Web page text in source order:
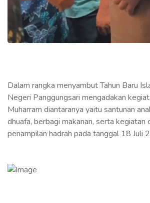
Dalam rangka menyambut Tahun Baru
Negeri Panggungsari mengadakan
Muharram diantaranya yaitu santunan
dhuafa, berbagi makanan, serta kegiatan
penampilan hadrah pada tanggal 18 Juli